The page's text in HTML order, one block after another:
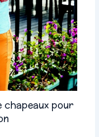
chapeaux pour